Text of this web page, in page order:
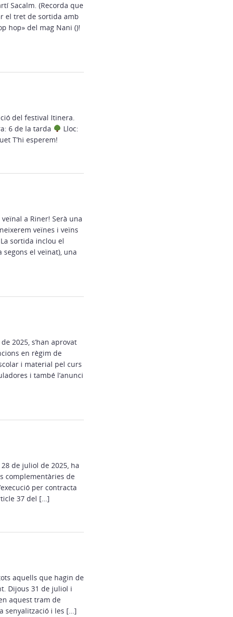
Sacalm. (Recorda que
el tret de sortida amb
hop» del mag Nani ()!
del festival Itinera.
6 de la tarda
Lloc:
T’hi esperem!
a Riner! Serà una
veïnes i veïns
sortida inclou el
segons el veïnat), una
2025, s’han aprovat
en règim de
i material pel curs
i també l’anunci
de juliol de 2025, ha
complementàries de
per contracta
37 del […]
aquells que hagin de
Dijous 31 de juliol i
aquest tram de
senyalització i les […]